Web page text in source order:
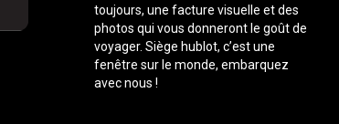
toujours, une facture visuelle et des
photos qui vous donneront le goût de
voyager. Siège hublot, c’est une
fenêtre sur le monde, embarquez
avec nous !